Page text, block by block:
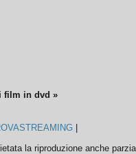
film in dvd »
la riproduzione anche